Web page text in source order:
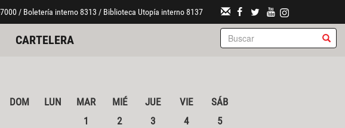
/ Boletería interno 8313 / Biblioteca Utopía interno 8137
CARTELERA
DOM LUN MAR MIÉ JUE VIE
SÁB
1
2 3 4
5